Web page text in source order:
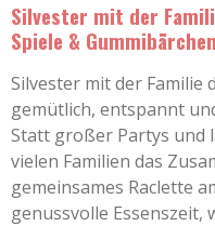
Silvester mit der
Spiele &
Silvester mit der Familie
gemütlich, entspannt
Statt großer Partys und
vielen Familien das
gemeinsames Raclette
genussvolle Essenszeit,